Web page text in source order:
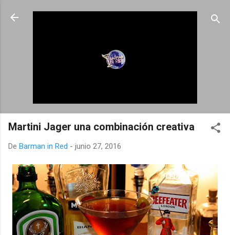
Ir al contenido principal
Martini Jager una combinación creativa
De Barman in Red - junio 27, 2016